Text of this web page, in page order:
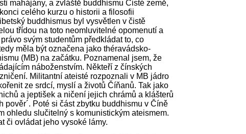
mahájány, a zvláště buddhismu Čisté země,
celého kurzu o historii a filosofii
buddhismus byl vysvětlen v čistě
třídou na toto neomluvitelné opomenutí a
svým studentům předkládat to, co
měla být označena jako théravádsko-
(MB) na začátku. Poznamenal jsem, že
náboženstvím. Někteří z čínských
Militantní ateisté rozpoznali v MB jádro
ze srdcí, myslí a životů Číňanů. Tak jako
a jeptišek a ničení jejich chrámů a klášterů
pověr´. Poté si část zbytku buddhismu v Číně
ohledu slučitelný s komunistickým ateismem.
či ovládat jeho vysoké lámy.